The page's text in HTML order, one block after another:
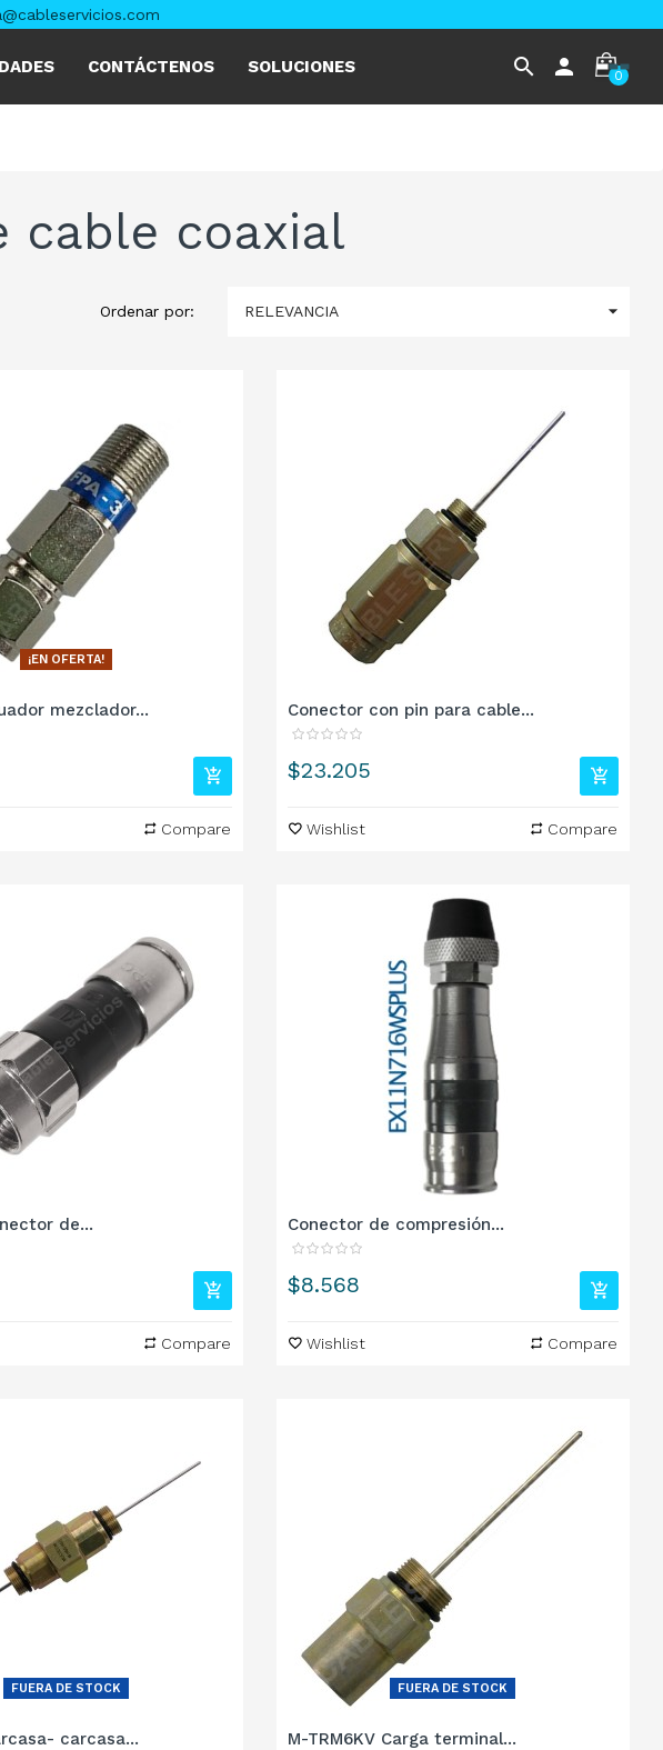
CONTÁCTENOS SOLUCIONES search person 0
cable coaxial
Ordenar por: RELEVANCIA 
¡EN OFERTA!
mezclador...
Compare
Conector con pin para cable...
Precio
$23.205
Wishlist Compare
de...
Compare
Conector de compresión...
Precio
$8.568
Wishlist Compare
FUERA DE STOCK
carcasa...
FUERA DE STOCK
M-TRM6KV Carga terminal...